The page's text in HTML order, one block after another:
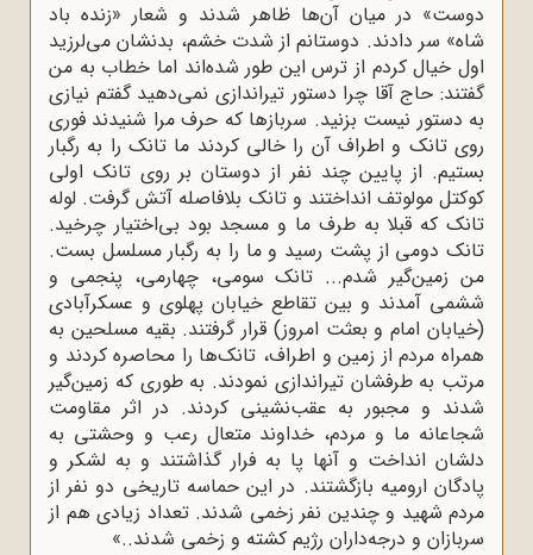
دوست» در میان آن‌ها ظاهر شدند و شعار «زنده باد
شاه» سر دادند. دوستانم از شدت خشم، بدنشان مى‌لرزید
اول خیال کردم از ترس این طور شده‌اند اما خطاب به من
گفتند: حاج آقا چرا دستور تیراندازى نمى‌دهید گفتم نیازى
به دستور نیست بزنید. سربازها که حرف مرا شنیدند فورى
روى تانک و اطراف آن را خالى کردند ما تانک را به رگبار
بستیم. از پایین چند نفر از دوستان بر روى تانک اولى
کوکتل مولوتف انداختند و تانک بلافاصله آتش گرفت. لوله‌
تانک که قبلا به طرف ما و مسجد بود بى‌اختیار چرخید.
تانک دومى از پشت رسید و ما را به رگبار مسلسل بست.
من زمین‌گیر شدم... تانک سومى، چهارمى، پنجمى و
ششمى آمدند و بین تقاطع خیابان پهلوى و عسکرآبادى
(خیابان امام و بعثت امروز) قرار گرفتند. بقیه‌ مسلحین به
همراه مردم از زمین و اطراف، تانک‌ها را محاصره کردند و
مرتب به طرفشان تیراندازى نمودند. به طورى که زمین‌گیر
شدند و مجبور به عقب‌نشینى کردند. در اثر مقاومت
شجاعانه‌ ما و مردم، خداوند متعال رعب و وحشتى به
دلشان انداخت و آنها پا به فرار گذاشتند و به لشکر و
پادگان ارومیه بازگشتند. در این حماسه‌ تاریخى دو نفر از
مردم شهید و چندین نفر زخمى شدند. تعداد زیادى هم از
سربازان و درجه‌داران رژیم کشته و زخمى شدند..»